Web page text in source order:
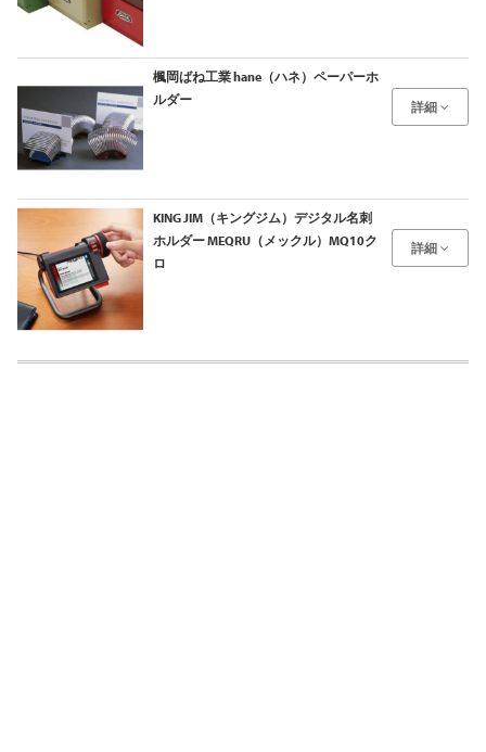
楓岡ばね工業 hane（ハネ）ペーパーホ
ルダー
詳細
KING JIM（キングジム）デジタル名刺
ホルダー MEQRU（メックル）MQ10ク
ロ
詳細